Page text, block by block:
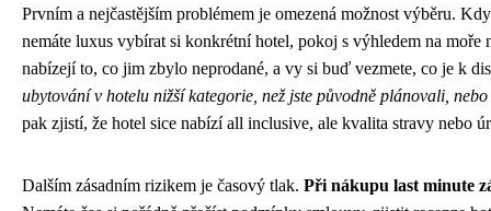
Prvním a nejčastějším problémem je omezená možnost výběru.
nemáte luxus vybírat si konkrétní hotel, pokoj s výhledem na
nabízejí to, co jim zbylo neprodané, a vy si buď vezmete, co je k
ubytování v hotelu nižší kategorie, než jste původně plánovali,
pak zjistí, že hotel sice nabízí all inclusive, ale kvalita stravy nebo
Dalším zásadním rizikem je časový tlak. Při nákupu last minute